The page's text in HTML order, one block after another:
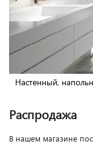
Настенный,
Распродажа
В нашем магазине